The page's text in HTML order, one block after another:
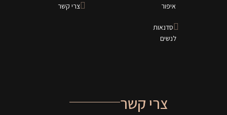
איפור
סדנאות
לנשים
צרי קשר
צרי קשר